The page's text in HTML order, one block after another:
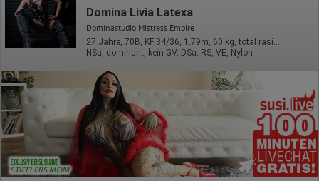
Domina Livia Latexa
Dominastudio Mistress Empire
27 Jahre, 70B, KF 34/36, 1.79m, 60 kg, total rasiert, deutsch
NSa, dominant, kein GV, DSa, RS, VE, Nylon